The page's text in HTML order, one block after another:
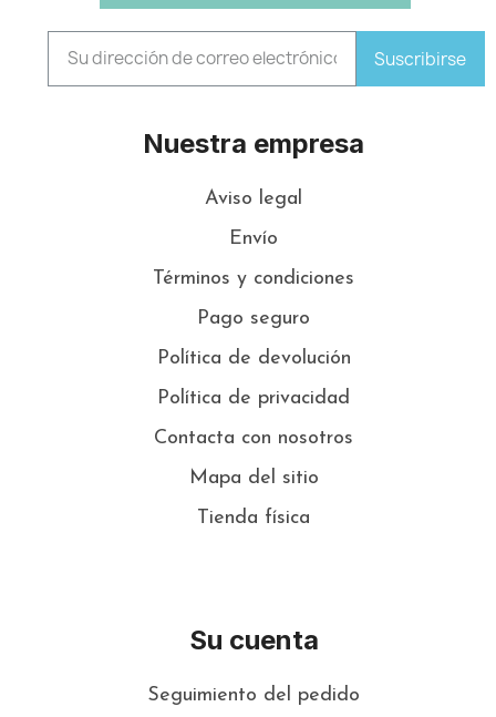
Suscribirse
Nuestra empresa
Aviso legal
Envío
Términos y condiciones
Pago seguro
Política de devolución
Política de privacidad
Contacta con nosotros
Mapa del sitio
Tienda física
Su cuenta
Seguimiento del pedido